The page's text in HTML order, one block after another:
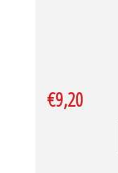
€9,20